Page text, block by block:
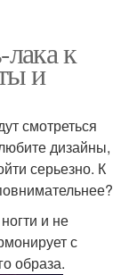
лака к
и
смотреться
дизайны,
серьезно. К
и не
с
образа.